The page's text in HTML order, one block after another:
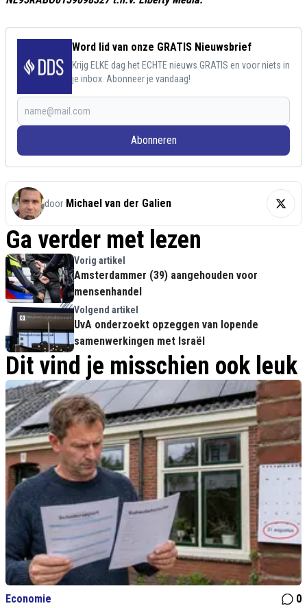
Word lid van onze GRATIS Nieuwsbrief
Krijg ELKE dag het ECHTE nieuws GRATIS en voor niets in
je inbox. Abonneer je vandaag!
Abonneren
door Michael van der Galien
Ga verder met lezen
Vorig artikel
Amsterdammer (39) aangehouden voor
mensenhandel
Volgend artikel
UvA onderzoekt opzeggen van lopende
samenwerkingen met Israël
Dit vind je misschien ook leuk
Economie
0